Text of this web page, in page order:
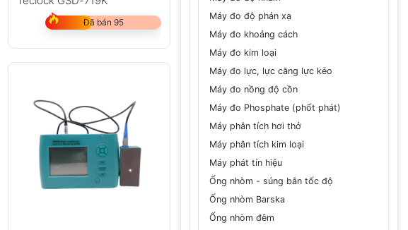
Máy đo độ phản xạ
Máy đo khoảng cách
Máy đo kim loại
Máy đo lực, lực căng lực kéo
Máy đo nồng độ cồn
Máy đo Phosphate (phốt phát)
Máy phân tích hơi thở
Máy phân tích kim loại
Máy phát tín hiệu
Ống nhòm - súng bắn tốc độ
Ống nhòm Barska
Ống nhòm đêm
Đã bán 95